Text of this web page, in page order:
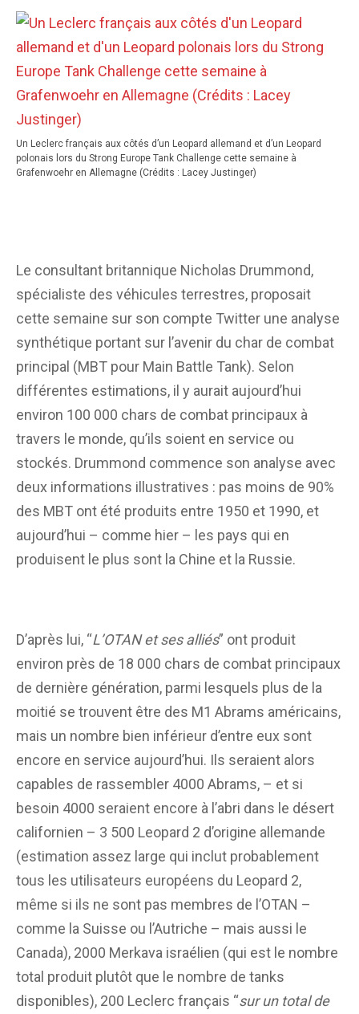
Un Leclerc français aux côtés d’un Leopard allemand et d’un Leopard
polonais lors du Strong Europe Tank Challenge cette semaine à
Grafenwoehr en Allemagne (Crédits : Lacey Justinger)
Le consultant britannique Nicholas Drummond,
spécialiste des véhicules terrestres, proposait
cette semaine sur son compte Twitter une analyse
synthétique portant sur l’avenir du char de combat
principal (MBT pour Main Battle Tank). Selon
différentes estimations, il y aurait aujourd’hui
environ 100 000 chars de combat principaux à
travers le monde, qu’ils soient en service ou
stockés. Drummond commence son analyse avec
deux informations illustratives : pas moins de 90%
des MBT ont été produits entre 1950 et 1990, et
aujourd’hui – comme hier – les pays qui en
produisent le plus sont la Chine et la Russie.
D’après lui, “L’OTAN et ses alliés” ont produit
environ près de 18 000 chars de combat principaux
de dernière génération, parmi lesquels plus de la
moitié se trouvent être des M1 Abrams américains,
mais un nombre bien inférieur d’entre eux sont
encore en service aujourd’hui. Ils seraient alors
capables de rassembler 4000 Abrams, – et si
besoin 4000 seraient encore à l’abri dans le désert
californien – 3 500 Leopard 2 d’origine allemande
(estimation assez large qui inclut probablement
tous les utilisateurs européens du Leopard 2,
même si ils ne sont pas membres de l’OTAN –
comme la Suisse ou l’Autriche – mais aussi le
Canada), 2000 Merkava israélien (qui est le nombre
total produit plutôt que le nombre de tanks
disponibles), 200 Leclerc français “sur un total de